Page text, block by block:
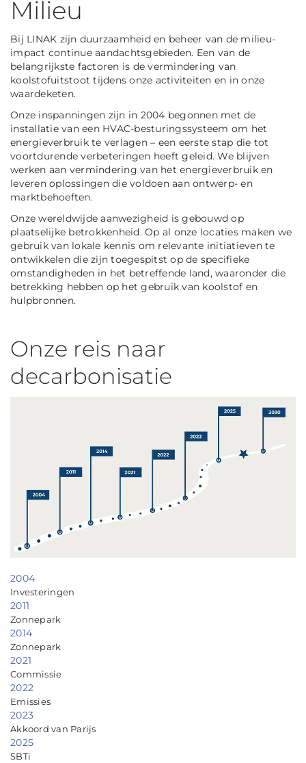
Milieu
Bij LINAK zijn duurzaamheid en beheer van de milieu-
impact continue aandachtsgebieden. Een van de
belangrijkste factoren is de vermindering van
koolstofuitstoot tijdens onze activiteiten en in onze
waardeketen.
Onze inspanningen zijn in 2004 begonnen met de
installatie van een HVAC-besturingssysteem om het
energieverbruik te verlagen – een eerste stap die tot
voortdurende verbeteringen heeft geleid. We blijven
werken aan vermindering van het energieverbruik en
leveren oplossingen die voldoen aan ontwerp- en
marktbehoeften.
Onze wereldwijde aanwezigheid is gebouwd op
plaatselijke betrokkenheid. Op al onze locaties maken we
gebruik van lokale kennis om relevante initiatieven te
ontwikkelen die zijn toegespitst op de specifieke
omstandigheden in het betreffende land, waaronder die
betrekking hebben op het gebruik van koolstof en
hulpbronnen.
Onze reis naar
decarbonisatie
2004
Investeringen
2011
Zonnepark
2014
Zonnepark
2021
Commissie
2022
Emissies
2023
Akkoord van Parijs
2025
SBTi